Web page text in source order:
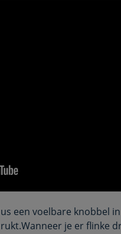
een voelbare knobbel
je er flinke